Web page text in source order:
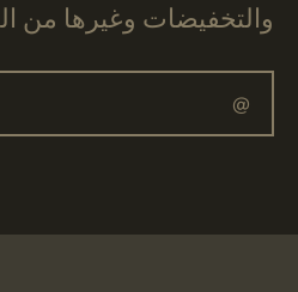
والتخفيضات وغيرها من